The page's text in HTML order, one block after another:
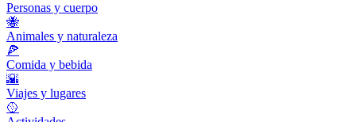
Personas y cuerpo
🐝
Animales y naturaleza
🍕
Comida y bebida
🌇
Viajes y lugares
🥎